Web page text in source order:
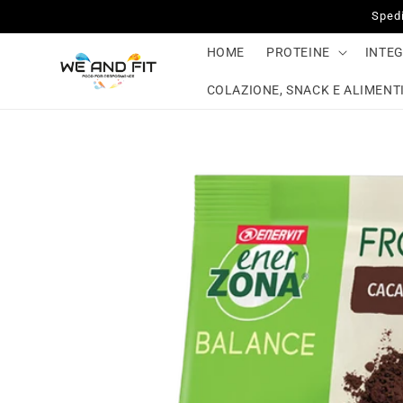
ai contenuti
HOME PROTEINE
COLAZIONE, SNACK E